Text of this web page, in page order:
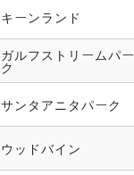
キーンランド
ガルフストリームパー
ク
サンタアニタパーク
ウッドバイン